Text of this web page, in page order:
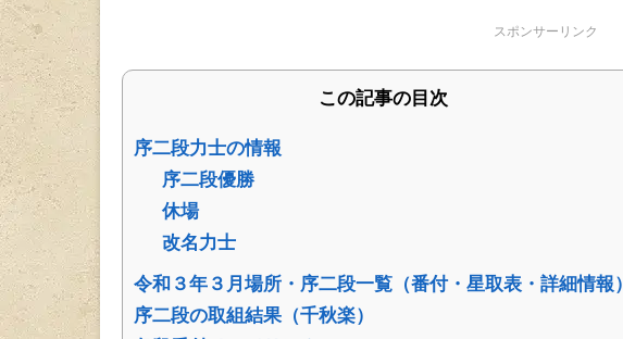
スポンサーリンク
この記事の目次
序二段力士の情報
序二段優勝
休場
改名力士
令和３年３月場所・序二段一覧（番付・星取表・詳細情報）
序二段の取組結果（千秋楽）